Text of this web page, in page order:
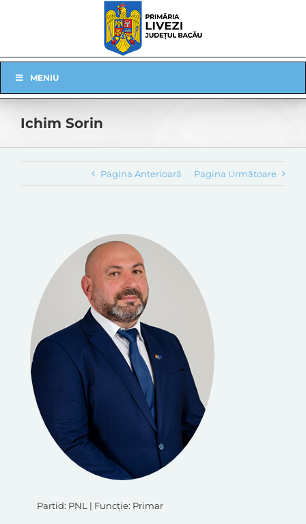
Navigation
MENIU
Ichim Sorin
Pagina Anterioară Pagina Următoare
Partid: PNL | Funcție: Primar